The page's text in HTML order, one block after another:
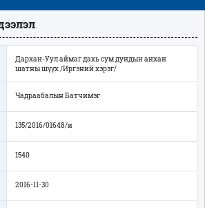
Дархан-Уул аймаг дахь сум дундын анхан
шатны шүүх /Иргэний хэрэг/
Чадраабалын Батчимэг
135/2016/01648/и
1540
2016-11-30